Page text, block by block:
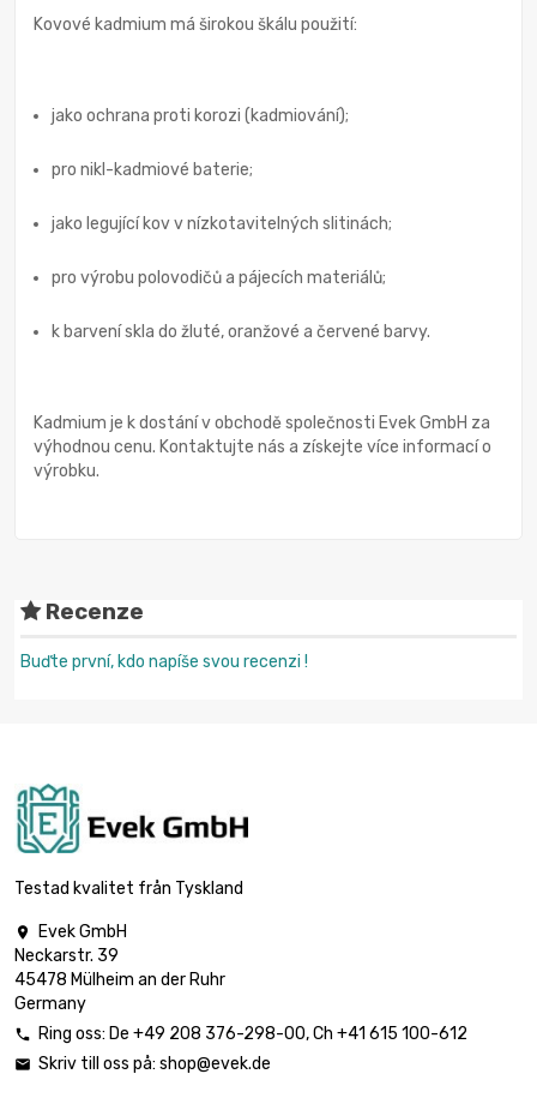
Kovové kadmium má širokou škálu použití:
jako ochrana proti korozi (kadmiování);
pro nikl-kadmiové baterie;
jako legující kov v nízkotavitelných slitinách;
pro výrobu polovodičů a pájecích materiálů;
k barvení skla do žluté, oranžové a červené barvy.
Kadmium je k dostání v obchodě společnosti Evek GmbH za
výhodnou cenu. Kontaktujte nás a získejte více informací o
výrobku.
Recenze
Buďte první, kdo napíše svou recenzi !
Testad kvalitet från Tyskland

Evek GmbH
Neckarstr. 39
45478 Mülheim an der Ruhr
Germany
 Ring oss: De +49 208 376-298-00, Ch +41 615 100-612
 Skriv till oss på: shop@evek.de